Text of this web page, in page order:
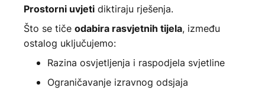
Prostorni uvjeti diktiraju rješenja.
Što se tičeodabira rasvjetnih tijela, između
ostalog uključujemo:
Razina osvjetljenja i raspodjela svjetline
Ograničavanje izravnog odsjaja